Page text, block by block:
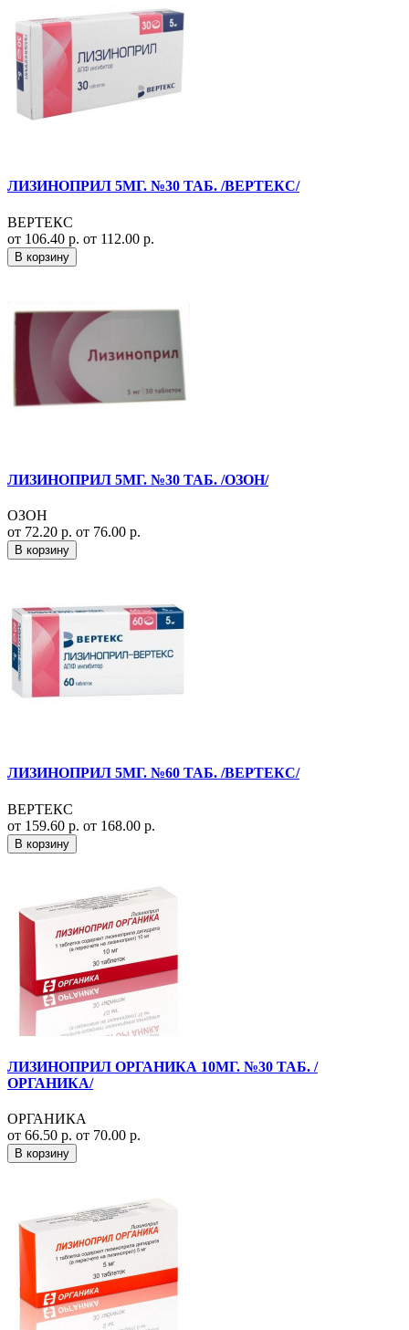
ЛИЗИНОПРИЛ 5МГ. №30 ТАБ. /ВЕРТЕКС/
ВЕРТЕКС
от 106.40 р. от 112.00 р.
В корзину
ЛИЗИНОПРИЛ 5МГ. №30 ТАБ. /ОЗОН/
ОЗОН
от 72.20 р. от 76.00 р.
В корзину
ЛИЗИНОПРИЛ 5МГ. №60 ТАБ. /ВЕРТЕКС/
ВЕРТЕКС
от 159.60 р. от 168.00 р.
В корзину
ЛИЗИНОПРИЛ ОРГАНИКА 10МГ. №30 ТАБ. /
ОРГАНИКА/
ОРГАНИКА
от 66.50 р. от 70.00 р.
В корзину